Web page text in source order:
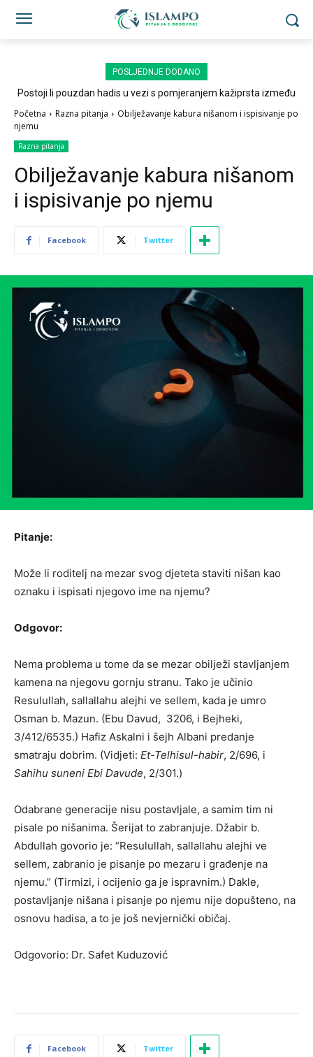
POSLJEDNJE DODANO
Postoji li pouzdan hadis u vezi s pomjeranjem kažiprsta između
Početna Razna pitanja
Obilježavanje kabura nišanom i ispisivanje po
njemu
Razna pitanja
Obilježavanje kabura nišanom
i ispisivanje po njemu
Facebook Twitter
Pitanje:
Može li roditelj na mezar svog djeteta staviti nišan kao
oznaku i ispisati njegovo ime na njemu?
Odgovor:
Nema problema u tome da se mezar obilježi stavljanjem
kamena na njegovu gornju stranu. Tako je učinio
Resulullah, sallallahu alejhi ve sellem, kada je umro
Osman b. Mazun. (Ebu Davud, 3206, i Bejheki,
3/412/6535.) Hafiz Askalni i šejh Albani predanje
smatraju dobrim. (Vidjeti: Et-Telhisul-habir, 2/696, i
Sahihu suneni Ebi Davude, 2/301.)
Odabrane generacije nisu postavljale, a samim tim ni
pisale po nišanima. Šerijat to zabranjuje. Džabir b.
Abdullah govorio je: “Resulullah, sallallahu alejhi ve
sellem, zabranio je pisanje po mezaru i građenje na
njemu.” (Tirmizi, i ocijenio ga je ispravnim.) Dakle,
postavljanje nišana i pisanje po njemu nije dopušteno, na
osnovu hadisa, a to je još nevjernički običaj.
Odgovorio: Dr. Safet Kuduzović
Facebook Twitter